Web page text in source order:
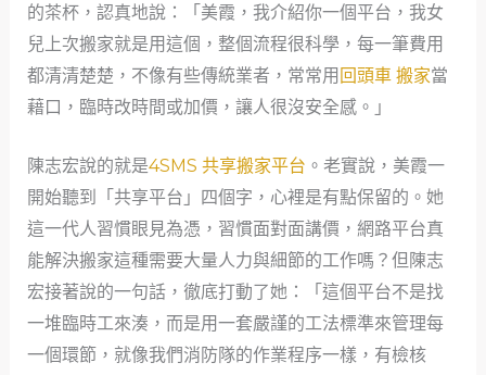
的茶杯，認真地說：「美霞，我介紹你一個平台，我女
兒上次搬家就是用這個，整個流程很科學，每一筆費用
都清清楚楚，不像有些傳統業者，常常用 回頭車 搬家當
藉口，臨時改時間或加價，讓人很沒安全感。」
陳志宏說的就是4SMS 共享搬家平台 。老實說，美霞一
開始聽到「共享平台」四個字，心裡是有點保留的。她
這一代人習慣眼見為憑，習慣面對面講價，網路平台真
能解決搬家這種需要大量人力與細節的工作嗎？但陳志
宏接著說的一句話，徹底打動了她：「這個平台不是找
一堆臨時工來湊，而是用一套嚴謹的工法標準來管理每
一個環節，就像我們消防隊的作業程序一樣，有檢核